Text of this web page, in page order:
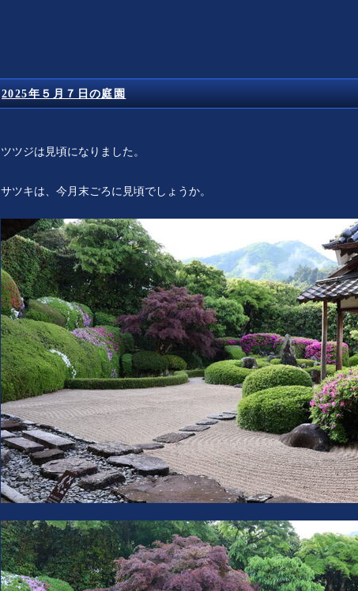
2025年５月７日の庭園
ツツジは見頃になりました。
サツキは、今月末ごろに見頃でしょうか。